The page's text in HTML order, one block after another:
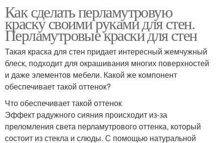
Как сделать перламутровую
краску своими руками для стен.
Перламутровые краски для стен
Такая краска для стен придает интересный жемчужный
блеск, подходит для окрашивания многих поверхностей
и даже элементов мебели. Какой же компонент
обеспечивает такой оттенок?
Что обеспечивает такой оттенок
Эффект радужного сияния происходит из-за
преломления света перламутрового оттенка, который
состоит из стекла и слюды. С помощью натуральной